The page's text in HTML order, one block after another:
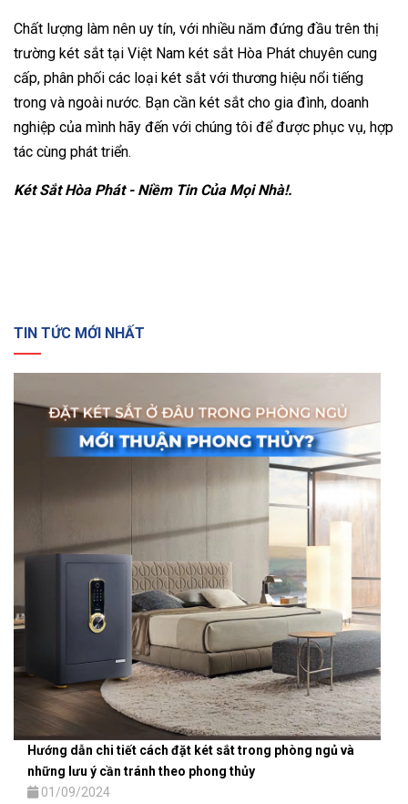
Chất lượng làm nên uy tín, với nhiều năm đứng đầu trên thị
trường két sắt tại Việt Nam két sắt Hòa Phát chuyên cung
cấp, phân phối các loại két sắt với thương hiệu nổi tiếng
trong và ngoài nước. Bạn cần két sắt cho gia đình, doanh
nghiệp của mình hãy đến với chúng tôi để được phục vụ, hợp
tác cùng phát triển.
Két Sắt Hòa Phát - Niềm Tin Của Mọi Nhà!.
TIN TỨC MỚI NHẤT
Hướng dẫn chi tiết cách đặt két sắt trong phòng ngủ và
những lưu ý cần tránh theo phong thủy
01/09/2024